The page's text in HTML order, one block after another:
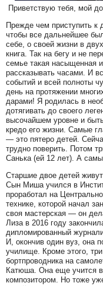
Приветствую тебя, мой
Прежде чем приступить к
чтобы все дальнейшее
себе, о своей жизни в
книга. Так на бегу и не
семье такая насыщенная
рассказывать часами. И
событий и всей полноты
день на протяжении
дарами! Я родилась в
дотягивать до своего
высочайшем уровне и
кредо его жизни. Самые
— это пятеро детей.
трудно поверить. Потом
Санька (ей 12 лет). А
Старшие двое детей
Сын Миша учился в
проработал на
технике, которой начал
своя мастерская — он
Лиза в 2016 году
дипломированный
И, окончив один вуз, она
училище. Кроме этого,
бортпроводника на
Катюша. Она еще учится
композитором. Но тоже